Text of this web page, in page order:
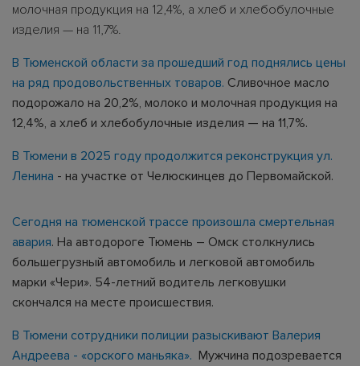
молочная продукция на 12,4%, а хлеб и хлебобулочные
изделия — на 11,7%.
В Тюменской области за прошедший год поднялись цены
на ряд продовольственных товаров. Сливочное масло
подорожало на 20,2%, молоко и молочная продукция на
12,4%, а хлеб и хлебобулочные изделия — на 11,7%.
В Тюмени в 2025 году продолжится реконструкция ул.
Ленина - на участке от Челюскинцев до Первомайской.
Сегодня на тюменской трассе произошла смертельная
авария. На автодороге Тюмень – Омск столкнулись
большегрузный автомобиль и легковой автомобиль
марки «Чери». 54-летний водитель легковушки
скончался на месте происшествия.
В Тюмени сотрудники полиции разыскивают Валерия
Андреева - «орского маньяка». Мужчина подозревается